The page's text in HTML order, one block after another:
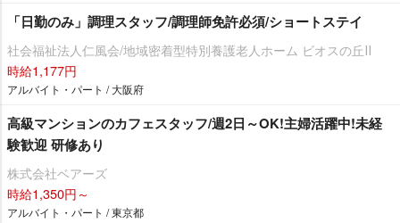
「日勤のみ」調理スタッフ/調理師免許必須/ショートステイ
社会福祉法人仁風会/地域密着型特別養護老人ホーム ビオスの丘Ⅱ
時給1,177円
アルバイト・パート / 大阪府
高級マンションのカフェスタッフ/週2日～OK!主婦活躍中!未経
験歓迎 研修あり
株式会社ベアーズ
時給1,350円～
アルバイト・パート / 東京都